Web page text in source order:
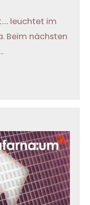
leuchtet im
Beim nächsten